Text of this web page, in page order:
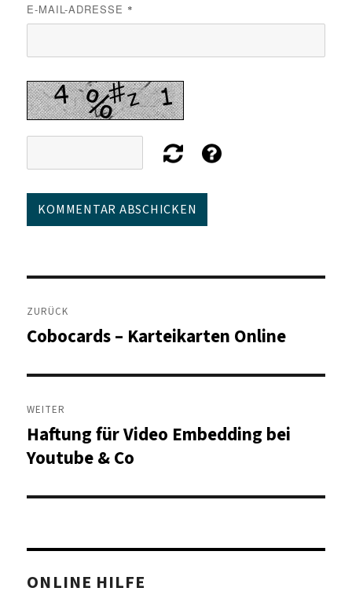
E-MAIL-ADRESSE *
Beitragsnavigation
ZURÜCK
Vorheriger
Cobocards – Karteikarten Online
WEITER
Nächster
Beitrag:
Haftung für Video Embedding bei
Youtube & Co
ONLINE HILFE